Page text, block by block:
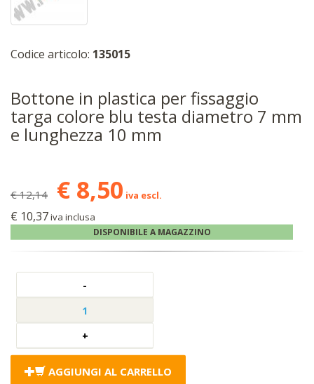
Codice articolo: 135015
Bottone in plastica per fissaggio
targa colore blu testa diametro 7 mm
e lunghezza 10 mm
€ 12,14 € 8,50 iva escl.
€ 10,37iva inclusa
DISPONIBILE A MAGAZZINO
AGGIUNGI AL CARRELLO